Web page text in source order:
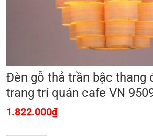
Đèn gỗ thả trần bậc thang
trang trí quán cafe VN
1.822.000₫